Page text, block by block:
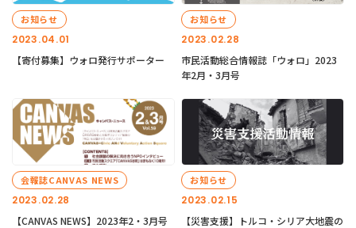
2023.04.01
お知らせ
【寄付募集】ウォロ発行サポーター
2023.02.28
お知らせ
市民活動総合情報誌「ウォロ」2023
年2月・3月号
2023.02.28
会報誌CANVAS NEWS
【CANVAS NEWS】2023年2・3月号
2023.02.15
お知らせ
【災害支援】トルコ・シリア大地震の